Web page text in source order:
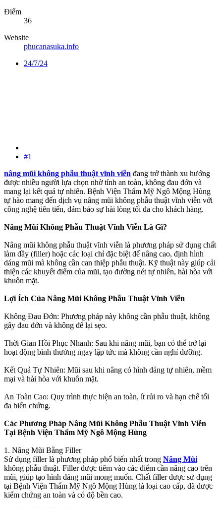
Điểm
36
Website
phucanasuka.info
24/7/24
#1
nâng mũi không phẫu thuật vĩnh viễn đang trở thành xu hướng
được nhiều người lựa chọn nhờ tính an toàn, không đau đớn và
mang lại kết quả tự nhiên. Bệnh Viện Thẩm Mỹ Ngô Mộng Hùng
tự hào mang đến dịch vụ nâng mũi không phẫu thuật vĩnh viễn với
công nghệ tiên tiến, đảm bảo sự hài lòng tối đa cho khách hàng.
Nâng Mũi Không Phẫu Thuật Vĩnh Viễn Là Gì?
Nâng mũi không phẫu thuật vĩnh viễn là phương pháp sử dụng chất
làm đầy (filler) hoặc các loại chỉ đặc biệt để nâng cao, định hình
dáng mũi mà không cần can thiệp phẫu thuật. Kỹ thuật này giúp cải
thiện các khuyết điểm của mũi, tạo đường nét tự nhiên, hài hòa với
khuôn mặt.
Lợi Ích Của Nâng Mũi Không Phẫu Thuật Vĩnh Viễn
Không Đau Đớn: Phương pháp này không cần phẫu thuật, không
gây đau đớn và không để lại sẹo.
Thời Gian Hồi Phục Nhanh: Sau khi nâng mũi, bạn có thể trở lại
hoạt động bình thường ngay lập tức mà không cần nghỉ dưỡng.
Kết Quả Tự Nhiên: Mũi sau khi nâng có hình dáng tự nhiên, mềm
mại và hài hòa với khuôn mặt.
An Toàn Cao: Quy trình thực hiện an toàn, ít rủi ro và hạn chế tối
đa biến chứng.
Các Phương Pháp Nâng Mũi Không Phẫu Thuật Vĩnh Viễn
Tại Bệnh Viện Thẩm Mỹ Ngô Mộng Hùng
1. Nâng Mũi Bằng Filler
Sử dụng filler là phương pháp phổ biến nhất trong Nâng Mũi
không phẫu thuật. Filler được tiêm vào các điểm cần nâng cao trên
mũi, giúp tạo hình dáng mũi mong muốn. Chất filler được sử dụng
tại Bệnh Viện Thẩm Mỹ Ngô Mộng Hùng là loại cao cấp, đã được
kiểm chứng an toàn và có độ bền cao.